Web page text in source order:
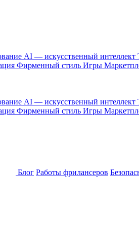
AI — искусственный интеллект
Фирменный стиль Игры
AI — искусственный интеллект
Фирменный стиль Игры
Блог Работы фрилансеров